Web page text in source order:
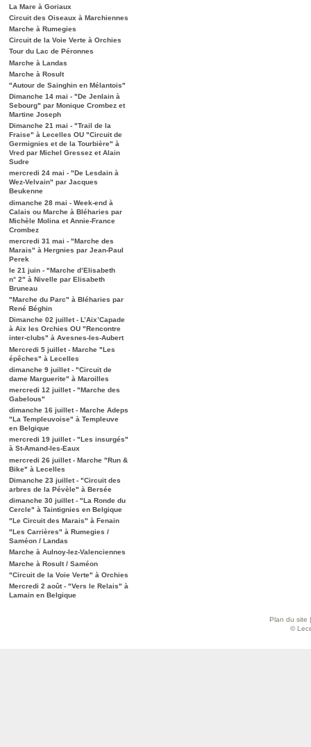
La Mare à Goriaux
Circuit des Oiseaux à Marchiennes
Marche à Rumegies
Circuit de la Voie Verte à Orchies
Tour du Lac de Péronnes
Marche à Landas
Marche à Rosult
"Autour de Sainghin en Mélantois"
Dimanche 14 mai - "De Jenlain à
Sebourg" par Monique Crombez et
Martine Joseph
Dimanche 21 mai - "Trail de la
Fraise" à Lecelles OU "Circuit de
Germignies et de la Tourbière" à
Vred par Michel Gressez et Alain
Sudre
mercredi 24 mai - "De Lesdain à
Wez-Velvain" par Jacques
Beukenne
dimanche 28 mai - Week-end à
Calais ou Marche à Bléharies par
Michèle Molina et Annie-France
Crombez
mercredi 31 mai - "Marche des
Marais" à Hergnies par Jean-Paul
Perek
le 21 juin - "Marche d’Elisabeth
n° 2" à Nivelle par Elisabeth
Bruneau
"Marche du Parc" à Bléharies par
René Béghin
Dimanche 02 juillet - L’Aix’Capade
à Aix les Orchies OU "Rencontre
inter-clubs" à Avesnes-les-Aubert
Mercredi 5 juillet - Marche "Les
épêches" à Lecelles
dimanche 9 juillet - "Circuit de
dame Marguerite" à Maroilles
mercredi 12 juillet - "Marche des
Gabelous"
dimanche 16 juillet - Marche Adeps
"La Templeuvoise" à Templeuve
en Belgique
mercredi 19 juillet - "Les insurgés"
à St-Amand-les-Eaux
mercredi 26 juillet - Marche "Run &
Bike" à Lecelles
Dimanche 23 juillet - "Circuit des
arbres de la Pévèle" à Bersée
dimanche 30 juillet - "La Ronde du
Cercle" à Taintignies en Belgique
"Le Circuit des Marais" à Fenain
"Les Carrières" à Rumegies /
Saméon / Landas
Marche à Aulnoy-lez-Valenciennes
Marche à Rosult / Saméon
"Circuit de la Voie Verte" à Orchies
Mercredi 2 août - "Vers le Relais" à
Lamain en Belgique
Plan du site
©